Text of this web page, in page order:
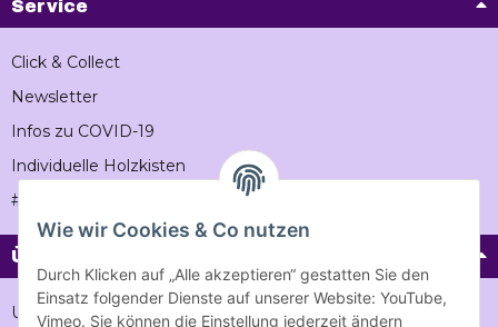
Service
Click & Collect
Newsletter
Infos zu COVID-19
Individuelle Holzkisten
#Vintageholzkiste
Über Vintage-holzkiste
Unternehmen
Wie wir Cookies & Co nutzen
Durch Klicken auf „Alle akzeptieren“ gestatten Sie den
Einsatz folgender Dienste auf unserer Website: YouTube,
Vimeo. Sie können die Einstellung jederzeit ändern